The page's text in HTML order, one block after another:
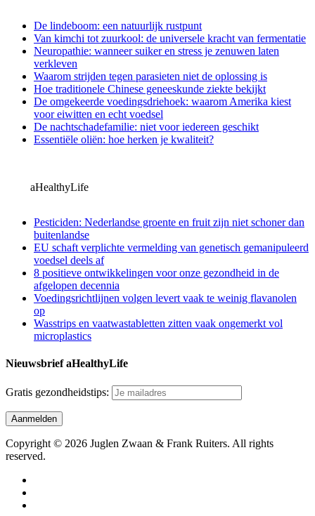
De lindeboom: een natuurlijk rustpunt
Van kimchi tot zuurkool: de universele kracht van fermentatie
Neuropathie: wanneer suiker en stress je zenuwen laten
verkleven
Waarom strijden tegen parasieten niet de oplossing is
Hoe traditionele Chinese geneeskunde ziekte bekijkt
De omgekeerde voedingsdriehoek: waarom Amerika kiest
voor eiwitten en echt voedsel
De nachtschadefamilie: niet voor iedereen geschikt
Essentiële oliën: hoe herken je kwaliteit?
aHealthyLife
Pesticiden: Nederlandse groente en fruit zijn niet schoner dan
buitenlandse
EU schaft verplichte vermelding van genetisch gemanipuleerd
voedsel deels af
8 positieve ontwikkelingen voor onze gezondheid in de
afgelopen decennia
Voedingsrichtlijnen volgen levert vaak te weinig flavanolen
op
Wasstrips en vaatwastabletten zitten vaak ongemerkt vol
microplastics
Nieuwsbrief aHealthyLife
Gratis gezondheidstips:
Copyright © 2026 Juglen Zwaan & Frank Ruiters. All rights
reserved.